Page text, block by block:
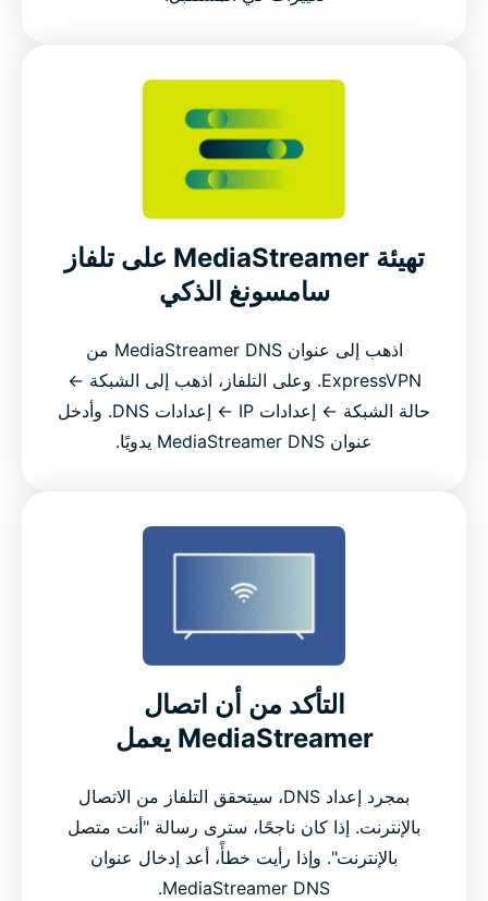
تهيئة MediaStreamer على تلفاز
سامسونغ الذكي
اذهب إلى عنوان MediaStreamer DNS من
ExpressVPN. وعلى التلفاز، اذهب إلى الشبكة ←
حالة الشبكة ← إعدادات IP ← إعدادات DNS. وأدخل
عنوان MediaStreamer DNS يدويًا.
التأكد من أن اتصال
MediaStreamer يعمل
بمجرد إعداد DNS، سيتحقق التلفاز من الاتصال
بالإنترنت. إذا كان ناجحًا، سترى رسالة "أنت متصل
بالإنترنت". وإذا رأيت خطأً، أعد إدخال عنوان
MediaStreamer DNS.